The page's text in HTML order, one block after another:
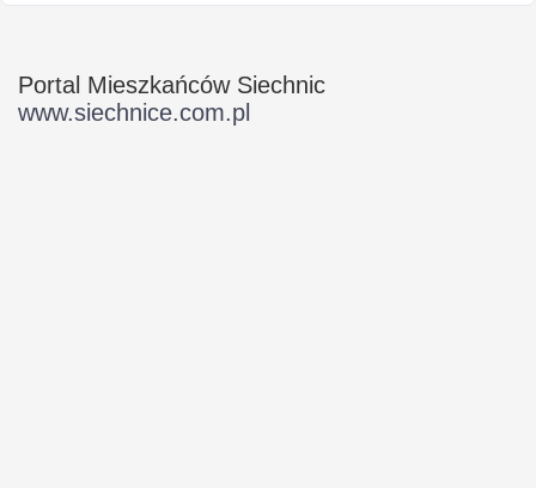
Portal Mieszkańców Siechnic
www.siechnice.com.pl